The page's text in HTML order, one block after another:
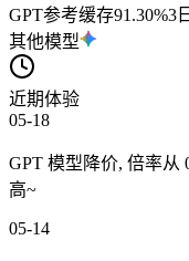
GPT参考缓存91.30%3
其他模型
近期体验
05-18
GPT 模型降价, 倍率从
高~
05-14